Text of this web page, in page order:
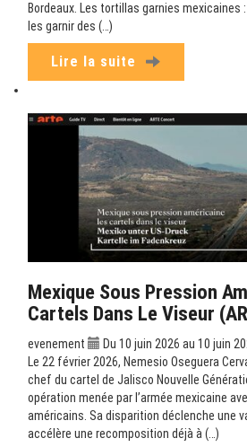
Bordeaux. Les tortillas garnies mexicaines
les garnir des (…)
Lire la suite
Mexique Sous Pression
Cartels Dans Le Viseur
evenement
Du 10 juin 2026 au 10 juin
Le 22 février 2026, Nemesio Oseguera
chef du cartel de Jalisco Nouvelle
opération menée par l’armée mexicaine
américains. Sa disparition déclenche une
accélère une recomposition déjà à (…)